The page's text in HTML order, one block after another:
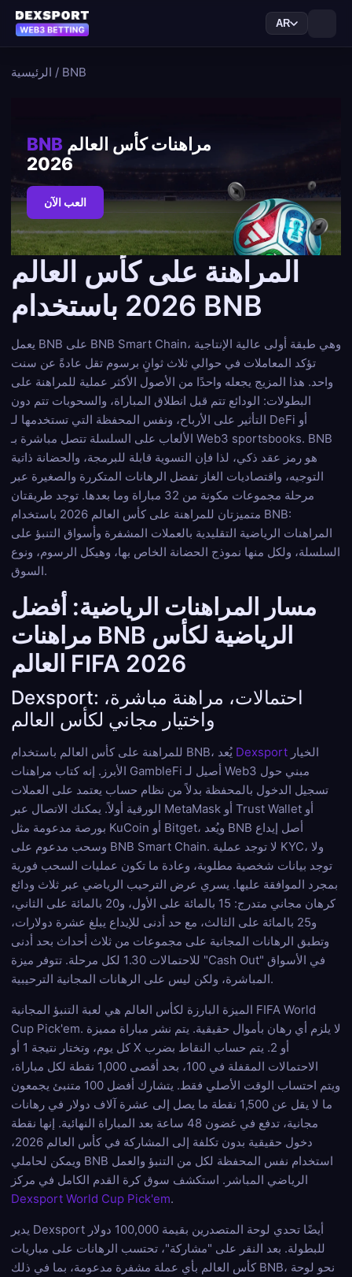
AR
الرئيسية / BNB
BNB
2026
العب الآن
المراهنة على كأس العالم
2026 باستخدام BNB
يعمل BNB على BNB Smart Chain، وهي طبقة أولى عالية الإنتاجية
تؤكد المعاملات في حوالي ثلاث ثوانٍ برسوم تقل عادةً عن سنت
واحد. هذا المزيج يجعله واحدًا من الأصول الأكثر عملية للمراهنة على
البطولات: الودائع تتم قبل انطلاق المباراة، والسحوبات تتم دون
التأثير على الأرباح، ونفس المحفظة التي تستخدمها لـ DeFi أو
الألعاب على السلسلة تتصل مباشرة بـ Web3 sportsbooks. BNB
هو رمز عقد ذكي، لذا فإن التسوية قابلة للبرمجة، والحضانة ذاتية
التوجيه، واقتصاديات الغاز تفضل الرهانات المتكررة والصغيرة عبر
مرحلة مجموعات مكونة من 32 مباراة وما بعدها. توجد طريقتان
متميزتان للمراهنة على كأس العالم 2026 باستخدام BNB:
المراهنات الرياضية التقليدية بالعملات المشفرة وأسواق التنبؤ على
السلسلة، ولكل منها نموذج الحضانة الخاص بها، وهيكل الرسوم، ونوع
السوق.
مسار المراهنات الرياضية: أفضل
مراهنات BNB الرياضية لكأس
العالم FIFA 2026
Dexsport: احتمالات، مراهنة مباشرة،
واختيار مجاني لكأس العالم
Dexsport
الأبرز. إنه كتاب مراهنات GambleFi أصيل لـ Web3 مبني حول
تسجيل الدخول بالمحفظة بدلاً من نظام حساب يعتمد على العملات
الورقية أولاً. يمكنك الاتصال عبر MetaMask أو Trust Wallet أو
بورصة مدعومة مثل KuCoin أو Bitget، ويُعد BNB أصل إيداع
وسحب مدعوم على BNB Smart Chain. لا توجد عملية KYC، ولا
توجد بيانات شخصية مطلوبة، وعادة ما تكون عمليات السحب فورية
بمجرد الموافقة عليها. يسري عرض الترحيب الرياضي عبر ثلاث ودائع
كرهان مجاني متدرج: 15 بالمائة على الأول، و20 بالمائة على الثاني،
و25 بالمائة على الثالث، مع حد أدنى للإيداع يبلغ عشرة دولارات،
وتطبق الرهانات المجانية على مجموعات من ثلاث أحداث بحد أدنى
للاحتمالات 1.30 لكل مرحلة. تتوفر ميزة "Cash Out" في الأسواق
المباشرة، ولكن ليس على الرهانات المجانية الترحيبية.
الميزة البارزة لكأس العالم هي لعبة التنبؤ المجانية FIFA World
Cup Pick'em. لا يلزم أي رهان بأموال حقيقية. يتم نشر مباراة مميزة
كل يوم، وتختار نتيجة 1 أو X أو 2. يتم حساب النقاط بضرب
الاحتمالات المقفلة في 100، بحد أقصى 1,000 نقطة لكل مباراة،
ويتم احتساب الوقت الأصلي فقط. يتشارك أفضل 100 متنبئ يجمعون
ما لا يقل عن 1,500 نقطة ما يصل إلى عشرة آلاف دولار في رهانات
مجانية، تدفع في غضون 48 ساعة بعد المباراة النهائية. إنها نقطة
دخول حقيقية بدون تكلفة إلى المشاركة في كأس العالم 2026،
ويمكن لحاملي BNB استخدام نفس المحفظة لكل من التنبؤ والعمل
الرياضي المباشر. استكشف سوق كرة القدم الكامل في مركز
Dexsport World Cup Pick'em.
يدير Dexsport أيضًا تحدي لوحة المتصدرين بقيمة 100,000 دولار
للبطولة. بعد النقر على "مشاركة"، تحتسب الرهانات على مباريات
كأس العالم بأي عملة مشفرة مدعومة، بما في ذلك BNB، نحو لوحة